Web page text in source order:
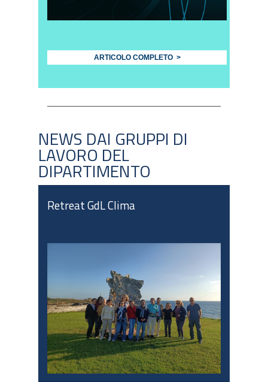
ARTICOLO COMPLETO >
NEWS DAI GRUPPI DI
LAVORO DEL
DIPARTIMENTO
Retreat GdL Clima